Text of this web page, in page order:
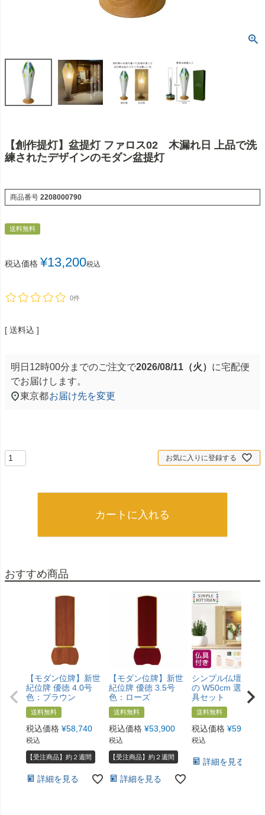
【創作提灯】盆提灯 ファロス02 木漏れ日 上品で洗
練されたデザインのモダン盆提灯
商品番号 2208000790
送料無料
税込価格 ¥13,200税込
0件
送料込
明日 12時00分 までのご注文で2026/08/11（火） に宅配便
でお届けします。
東京都お届け先を変更
お気に入りに登録する
カートに入れる
おすすめ商品
【モダン位牌】新世
紀位牌 優徳 4.0号
色：ブラウン
送料無料
税込価格 ¥58,740
税込
【受注商品】約２週間
詳細を見る
【モダン位牌】新世
紀位牌 優徳 3.5号
色：ローズ
送料無料
税込価格 ¥53,900
税込
【受注商品】約２週間
詳細を見る
シンプル仏壇 あけ
の W50cm 選べる
具セット
送料無料
税込価格 ¥59,800
税込
詳細を見る